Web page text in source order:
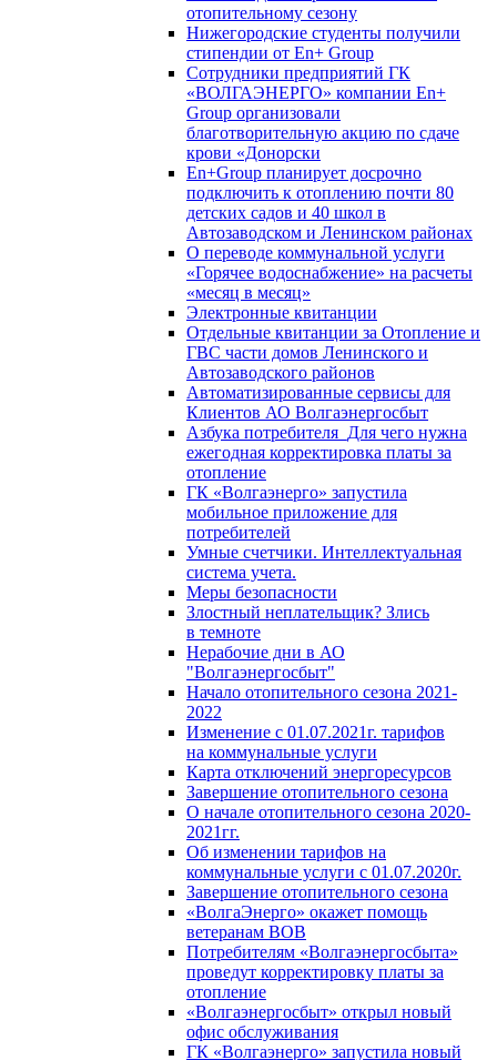
отопительному сезону
Нижегородские студенты получили
стипендии от En+ Group
Сотрудники предприятий ГК
«ВОЛГАЭНЕРГО» компании En+
Group организовали
благотворительную акцию по сдаче
крови «Донорски
En+Group планирует досрочно
подключить к отоплению почти 80
детских садов и 40 школ в
Автозаводском и Ленинском районах
О переводе коммунальной услуги
«Горячее водоснабжение» на расчеты
«месяц в месяц»
Электронные квитанции
Отдельные квитанции за Отопление и
ГВС части домов Ленинского и
Автозаводского районов
Автоматизированные сервисы для
Клиентов АО Волгаэнергосбыт
Азбука потребителя_Для чего нужна
ежегодная корректировка платы за
отопление
ГК «Волгаэнерго» запустила
мобильное приложение для
потребителей
Умные счетчики. Интеллектуальная
система учета.
Меры безопасности
Злостный неплательщик? Злись
в темноте
Нерабочие дни в АО
"Волгаэнергосбыт"
Начало отопительного сезона 2021-
2022
Изменение с 01.07.2021г. тарифов
на коммунальные услуги
Карта отключений энергоресурсов
Завершение отопительного сезона
О начале отопительного сезона 2020-
2021гг.
Об изменении тарифов на
коммунальные услуги с 01.07.2020г.
Завершение отопительного сезона
«ВолгаЭнерго» окажет помощь
ветеранам ВОВ
Потребителям «Волгаэнергосбыта»
проведут корректировку платы за
отопление
«Волгаэнергосбыт» открыл новый
офис обслуживания
ГК «Волгаэнерго» запустила новый